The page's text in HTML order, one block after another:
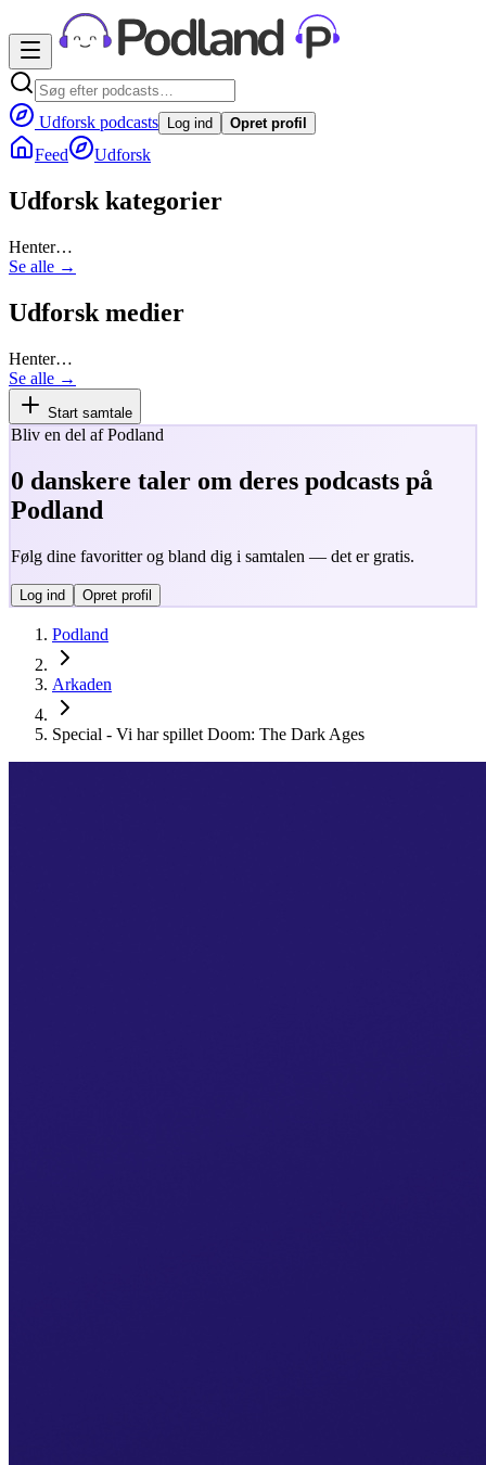
Udforsk podcasts Log ind Opret profil
Feed Udforsk
Udforsk kategorier
Henter…
Se alle →
Udforsk medier
Henter…
Se alle →
Start samtale
Bliv en del af Podland
0 danskere taler om deres podcasts på
Podland
Følg dine favoritter og bland dig i samtalen — det er gratis.
Log ind Opret profil
Podland
Arkaden
Special - Vi har spillet Doom: The Dark Ages